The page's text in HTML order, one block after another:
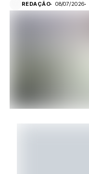
REDAÇÃO 08/07/2026